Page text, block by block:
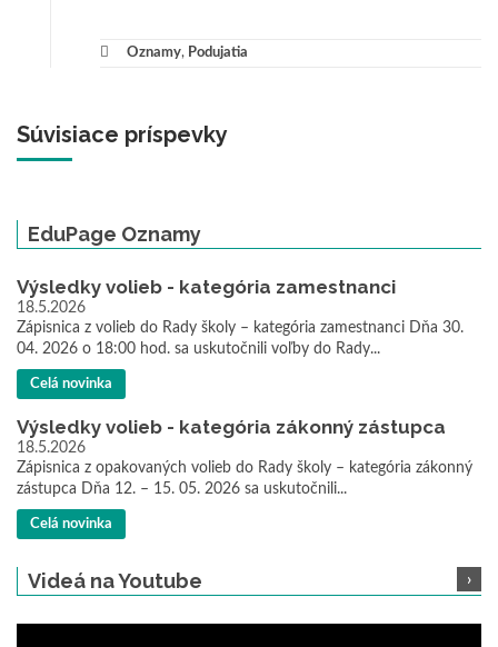
Oznamy, Podujatia
Súvisiace príspevky
EduPage Oznamy
Výsledky volieb - kategória zamestnanci
18.5.2026
Zápisnica z volieb do Rady školy – kategória zamestnanci Dňa 30.
04. 2026 o 18:00 hod. sa uskutočnili voľby do Rady...
Celá novinka
Výsledky volieb - kategória zákonný zástupca
18.5.2026
Zápisnica z opakovaných volieb do Rady školy – kategória zákonný
zástupca Dňa 12. – 15. 05. 2026 sa uskutočnili...
Celá novinka
Videá na Youtube